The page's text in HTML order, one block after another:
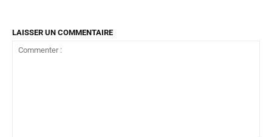
LAISSER UN COMMENTAIRE